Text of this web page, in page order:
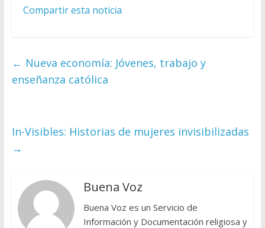
Compartir esta noticia
← Nueva economía: Jóvenes, trabajo y
enseñanza católica
In-Visibles: Historias de mujeres invisibilizadas
→
Buena Voz
Buena Voz es un Servicio de
Información y Documentación religiosa y